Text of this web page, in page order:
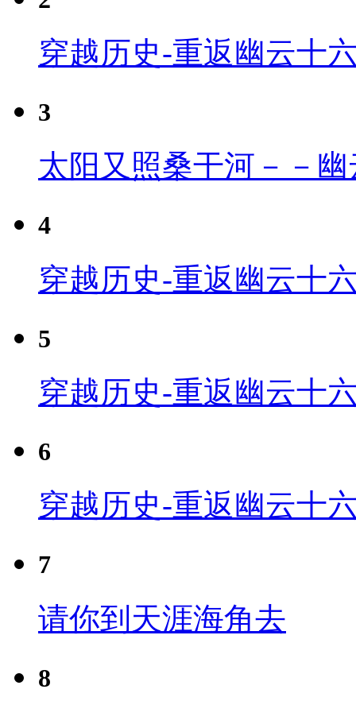
穿越历史-重返幽云十
3
太阳又照桑干河－－
4
穿越历史-重返幽云十
5
穿越历史-重返幽云十
6
穿越历史-重返幽云十
7
请你到天涯海角去
8